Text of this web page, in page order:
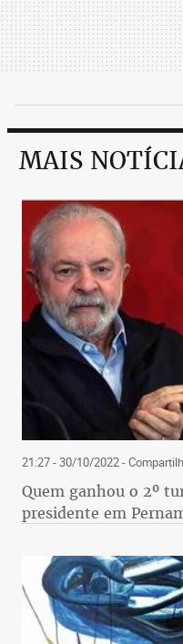
MAIS
21:27 - 30/10/2022-
Quem ganhou o 2º
presidente em